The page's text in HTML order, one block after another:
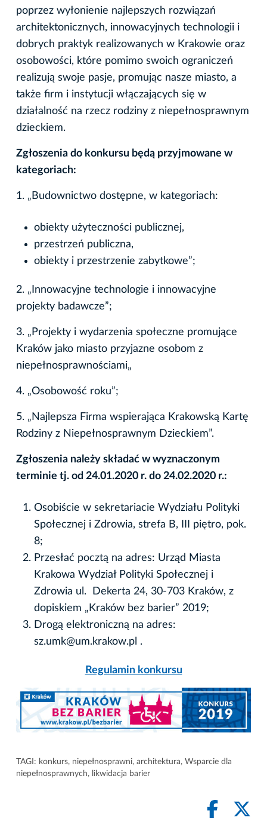
poprzez wyłonienie najlepszych rozwiązań
architektonicznych, innowacyjnych technologii i
dobrych praktyk realizowanych w Krakowie oraz
osobowości, które pomimo swoich ograniczeń
realizują swoje pasje, promując nasze miasto, a
także firm i instytucji włączających się w
działalność na rzecz rodziny z niepełnosprawnym
dzieckiem.
Zgłoszenia do konkursu będą przyjmowane w
kategoriach:
1. „Budownictwo dostępne, w kategoriach:
obiekty użyteczności publicznej,
przestrzeń publiczna,
obiekty i przestrzenie zabytkowe”;
2. „Innowacyjne technologie i innowacyjne
projekty badawcze”;
3. „Projekty i wydarzenia społeczne promujące
Kraków jako miasto przyjazne osobom z
niepełnosprawnościami„
4. „Osobowość roku”;
5. „Najlepsza Firma wspierająca Krakowską Kartę
Rodziny z Niepełnosprawnym Dzieckiem”.
Zgłoszenia należy składać w wyznaczonym
terminie tj. od 24.01.2020 r. do 24.02.2020 r.:
Osobiście w sekretariacie Wydziału Polityki
Społecznej i Zdrowia, strefa B, III piętro, pok.
8;
Przesłać pocztą na adres: Urząd Miasta
Krakowa Wydział Polityki Społecznej i
Zdrowia ul. Dekerta 24, 30-703 Kraków, z
dopiskiem „Kraków bez barier” 2019;
Drogą elektroniczną na adres:
sz.umk@um.krakow.pl .
Regulamin konkursu
TAGI: konkurs, niepełnosprawni, architektura, Wsparcie dla
niepełnosprawnych, likwidacja barier